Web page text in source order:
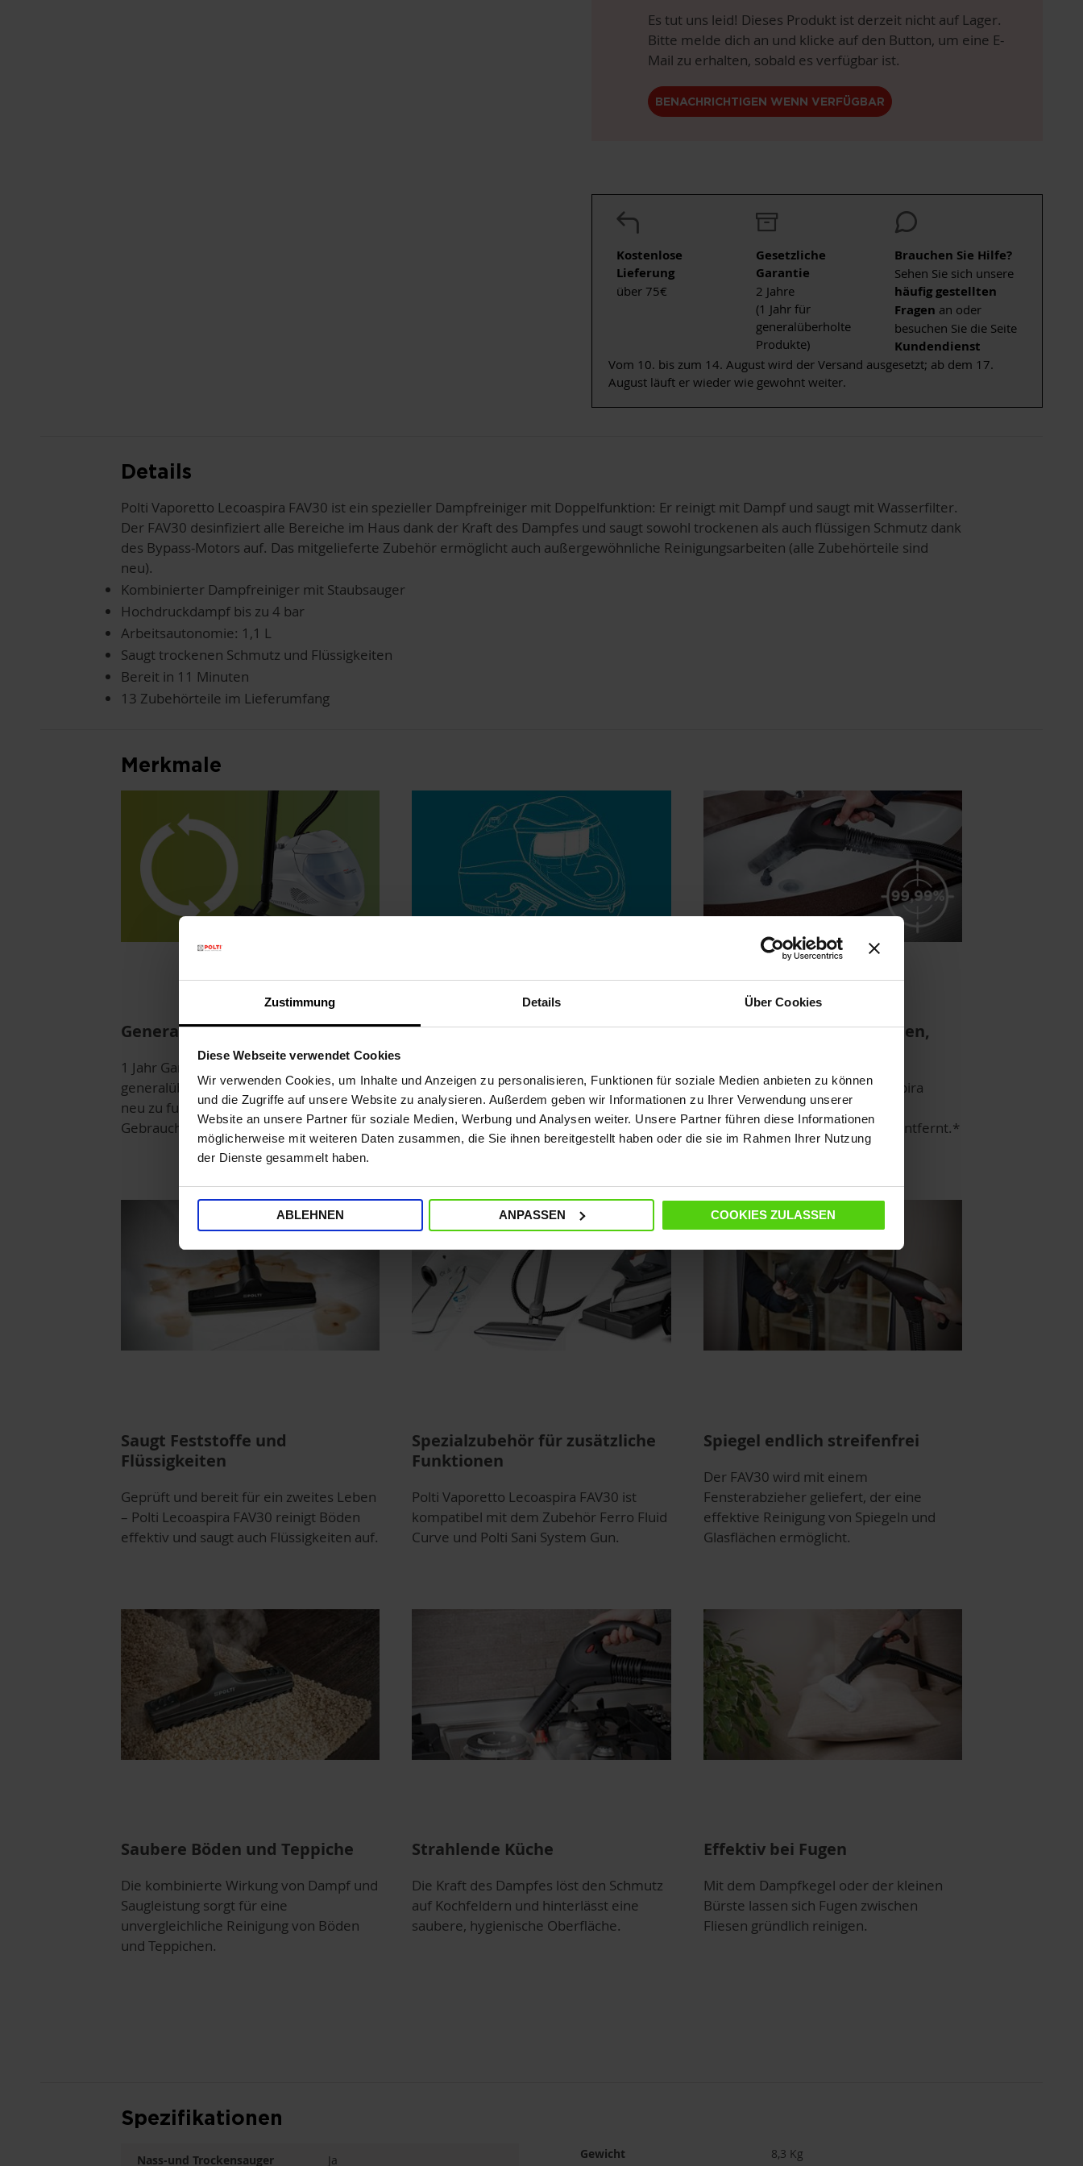
Zustimmung Details Über Cookies
Diese Webseite verwendet Cookies
Wir verwenden Cookies, um Inhalte und Anzeigen zu personalisieren, Funktionen für soziale Medien anbieten zu können
und die Zugriffe auf unsere Website zu analysieren. Außerdem geben wir Informationen zu Ihrer Verwendung unserer
Website an unsere Partner für soziale Medien, Werbung und Analysen weiter. Unsere Partner führen diese Informationen
möglicherweise mit weiteren Daten zusammen, die Sie ihnen bereitgestellt haben oder die sie im Rahmen Ihrer Nutzung
der Dienste gesammelt haben.
ABLEHNEN ANPASSEN COOKIES ZULASSEN
Es tut uns leid! Dieses Produkt ist derzeit nicht auf Lager.
Bitte melde dich an und klicke auf den Button, um eine E-
Mail zu erhalten, sobald es verfügbar ist.
BENACHRICHTIGEN WENN VERFÜGBAR
Kostenlose
Lieferung
über 75€
Gesetzliche
Garantie
2 Jahre
(1 Jahr für
generalüberholte
Produkte)
Brauchen Sie Hilfe?
Sehen Sie sich unsere
häufig gestellten
Fragen an oder
besuchen Sie die Seite
Kundendienst
Vom 10. bis zum 14. August wird der Versand ausgesetzt; ab dem 17.
August läuft er wieder wie gewohnt weiter.
Details
Polti Vaporetto Lecoaspira FAV30 ist ein spezieller Dampfreiniger mit Doppelfunktion: Er reinigt mit Dampf und saugt mit Wasserfilter.
Der FAV30 desinfiziert alle Bereiche im Haus dank der Kraft des Dampfes und saugt sowohl trockenen als auch flüssigen Schmutz dank
des Bypass-Motors auf. Das mitgelieferte Zubehör ermöglicht auch außergewöhnliche Reinigungsarbeiten (alle Zubehörteile sind
neu).
Kombinierter Dampfreiniger mit Staubsauger
Hochdruckdampf bis zu 4 bar
Arbeitsautonomie: 1,1 L
Saugt trockenen Schmutz und Flüssigkeiten
Bereit in 11 Minuten
13 Zubehörteile im Lieferumfang
Merkmale
Generalüberholt mit Garantie
1 Jahr Garantie ab Kaufdatum,
generalüberholt und getestet, um wie
neu zu funktionieren. Kann minimale
Gebrauchsspuren aufweisen.
Saugen mit Wasserfilter
Auffangbehälter, wobei die
Zentrifugalkraft die Verunreinigungen
nach unten drückt.
Tötet 99,99 % von Bakterien,
Mit dem Polti Vaporetto Lecoaspira
FAV30 werden 99,99 % der
Mikroorganismen im Haushalt entfernt.*
Saugt Feststoffe und
Flüssigkeiten
Geprüft und bereit für ein zweites Leben
– Polti Lecoaspira FAV30 reinigt Böden
effektiv und saugt auch Flüssigkeiten auf.
Spezialzubehör für zusätzliche
Funktionen
Polti Vaporetto Lecoaspira FAV30 ist
kompatibel mit dem Zubehör Ferro Fluid
Curve und Polti Sani System Gun.
Spiegel endlich streifenfrei
Der FAV30 wird mit einem
Fensterabzieher geliefert, der eine
effektive Reinigung von Spiegeln und
Glasflächen ermöglicht.
Saubere Böden und Teppiche
Die kombinierte Wirkung von Dampf und
Saugleistung sorgt für eine
unvergleichliche Reinigung von Böden
und Teppichen.
Strahlende Küche
Die Kraft des Dampfes löst den Schmutz
auf Kochfeldern und hinterlässt eine
saubere, hygienische Oberfläche.
Effektiv bei Fugen
Mit dem Dampfkegel oder der kleinen
Bürste lassen sich Fugen zwischen
Fliesen gründlich reinigen.
Spezifikationen
Nass-und Trockensauger Ja Gewicht 8,3 Kg